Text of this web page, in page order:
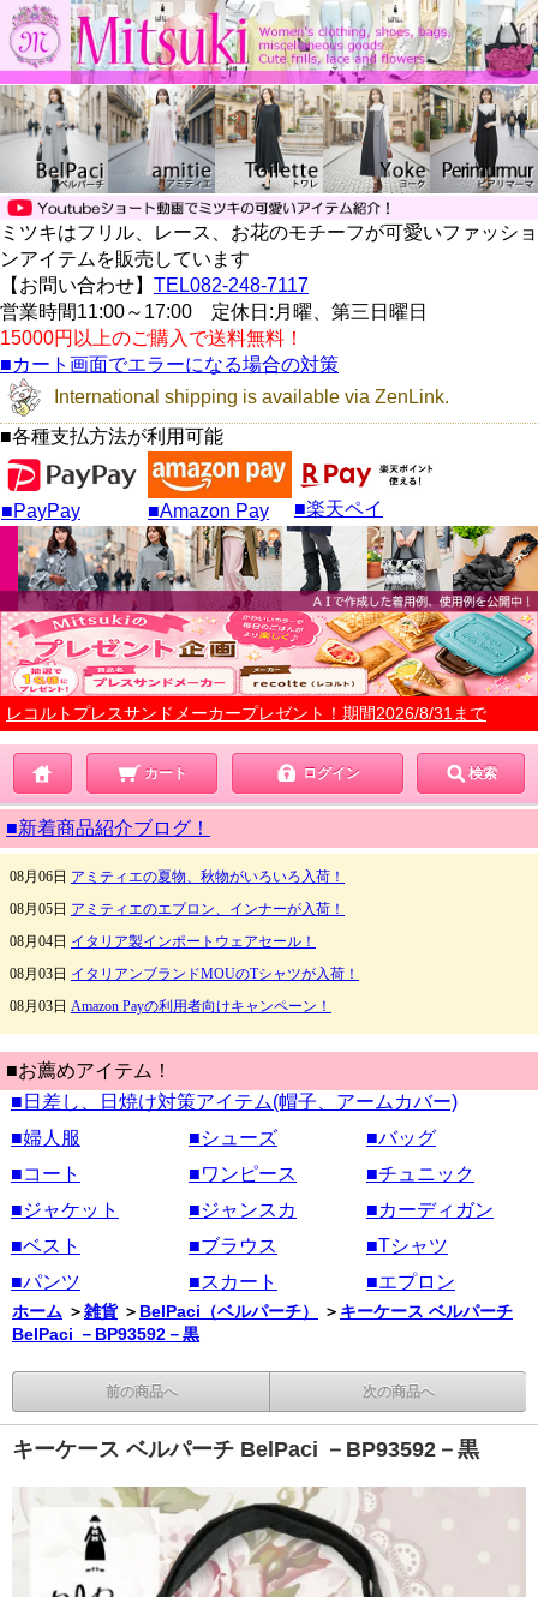
ミツキはフリル、レース、お花のモチーフが可愛いファッショ
ンアイテムを販売しています
【お問い合わせ】 TEL082-248-7117
営業時間11:00～17:00 定休日:月曜、第三日曜日
15000円以上のご購入で送料無料！
■カート画面でエラーになる場合の対策
International shipping is available via ZenLink.
■各種支払方法が利用可能
■PayPay ■Amazon Pay ■楽天ペイ
レコルトプレスサンドメーカープレゼント！期間2026/8/31まで
カート ログイン 検索
■新着商品紹介ブログ！
■お薦めアイテム！
■日差し、日焼け対策アイテム(帽子、アームカバー)
■婦人服
■シューズ
■バッグ
■コート
■ワンピース
■チュニック
■ジャケット
■ジャンスカ
■カーディガン
■ベスト
■ブラウス
■Tシャツ
■パンツ
■スカート ■エプロン
ホーム ＞雑貨 ＞ BelPaci（ベルパーチ） ＞ キーケース ベルパーチ
BelPaci －BP93592－黒
前の商品へ 次の商品へ
キーケース ベルパーチ BelPaci －BP93592－黒